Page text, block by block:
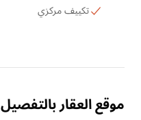
تكييف مركزي
موقع العقار بالتفصيل